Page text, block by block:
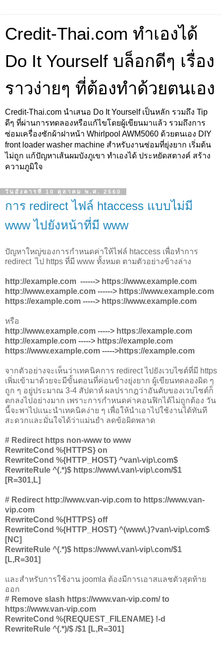
Credit-Thai.com ทำเองได้
Do It Yourself บล็อกดีๆ เรื่อง
ราวง่ายๆ ที่ต้องทำด้วยตนเอง
Credit-Thai.com นำเสนอ Do It Yourself เป็นหลัก รวมถึง Tip
ดีๆ ที่ผ่านการทดลองหรือแก้ไขโดยผู้เขียนมาแล้ว รวมถึงการ
ซ่อมเครื่องซักผ้าฝาหน้า Whirlpool AWM5060 ด้วยตนเอง DIY
front loader washer machine สำหรับงานซ่อมที่ยุ่งยาก เริ่มต้น
ไม่ถูก แก้ปัญหาเส้นผมบังภูเขา ทำเองได้ ประหยัดสตางค์ สร้าง
ความภูมิใจ
วันอังคารที่ 10 ตุลาคม พ.ศ. 2560
การ redirect ไฟล์ htaccess แบบไม่มี
www ไปยังหน้าที่มี www
ปัญหาใหญ่ของการกำหนดค่าให้ไฟล์ htaccess เพื่อทำการ
redirect ไป https ที่มี www ทั้งหมด ตามตัวอย่างข้างล่าง
http://example.com ------> https://www.example.com
http://www.example.com ------> https://www.example.com
https://example.com -----> https://www.example.com
หรือ
http://www.example.com -----> https://example.com
http://example.com -----> https://example.com
https://www.example.com ----->https://example.com
จากตัวอย่างจะเห็นว่าเทคนิคการ redirect ไปยังเวบไซต์ที่มี https
เพิ่มเข้ามาด้วยจะมีขั้นตอนที่ค่อนข้างยุ่งยาก ผู้เขียนทดลองผิด ๆ
ถูก ๆ อยู่ประมาณ 3-4 สัปดาห์ ผลปรากฎว่าอันดับของเวบไซต์ก็
ตกลงไปอย่างมาก เพราะการกำหนดค่าคอนฟิกได้ไม่ถูกต้อง วัน
นี้จะพาไปแนะนำเทคนิคง่าย ๆ เพื่อให้นำเอาไปใช้งานได้ทันที
สะดวกและมั่นใจได้ว่าแม่นยำ ลดข้อผิดพลาด
# Redirect https non-www to www
RewriteCond %{HTTPS} on
RewriteCond %{HTTP_HOST} ^van\-vip\.com$
RewriteRule ^(.*)$ https://www\.van\-vip\.com/$1
[R=301,L]
# Redirect http://www.van-vip.com to https://www.van-
vip.com
RewriteCond %{HTTPS} off
RewriteCond %{HTTP_HOST} ^(www\.)?van\-vip\.com$
[NC]
RewriteRule ^(.*)$ https://www\.van\-vip\.com/$1
[L,R=301]
และสำหรับการใช้งาน joomla ต้องมีการเอาสแลชตัวสุดท้าย
ออก
# Remove slash https://www.van-vip.com/ to
https://www.van-vip.com
RewriteCond %{REQUEST_FILENAME} !-d
RewriteRule ^(.*)/$ /$1 [L,R=301]